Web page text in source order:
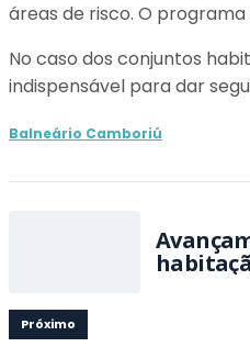
áreas de risco. O
No caso dos conjuntos
indispensável para dar
Balneário Camboriú
Próximo